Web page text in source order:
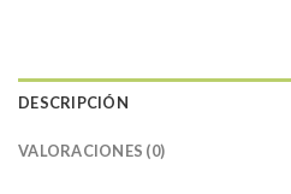
DESCRIPCIÓN
VALORACIONES (0)